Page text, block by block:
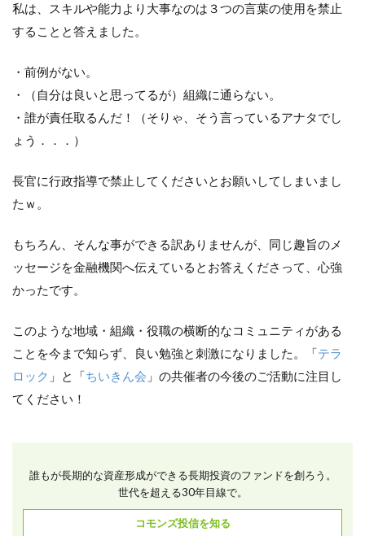
私は、スキルや能力より大事なのは３つの言葉の使用を禁止
することと答えました。
・前例がない。
・（自分は良いと思ってるが）組織に通らない。
・誰が責任取るんだ！（そりゃ、そう言っているアナタでし
ょう．．．）
長官に行政指導で禁止してくださいとお願いしてしまいまし
たｗ。
もちろん、そんな事ができる訳ありませんが、同じ趣旨のメ
ッセージを金融機関へ伝えているとお答えくださって、心強
かったです。
このような地域・組織・役職の横断的なコミュニティがある
ことを今まで知らず、良い勉強と刺激になりました。「テラ
ロック 」と「ちいきん会 」の共催者の今後のご活動に注目し
てください！
誰もが長期的な資産形成ができる長期投資のファンドを創ろう。
世代を超える30年目線で。
コモンズ投信を知る